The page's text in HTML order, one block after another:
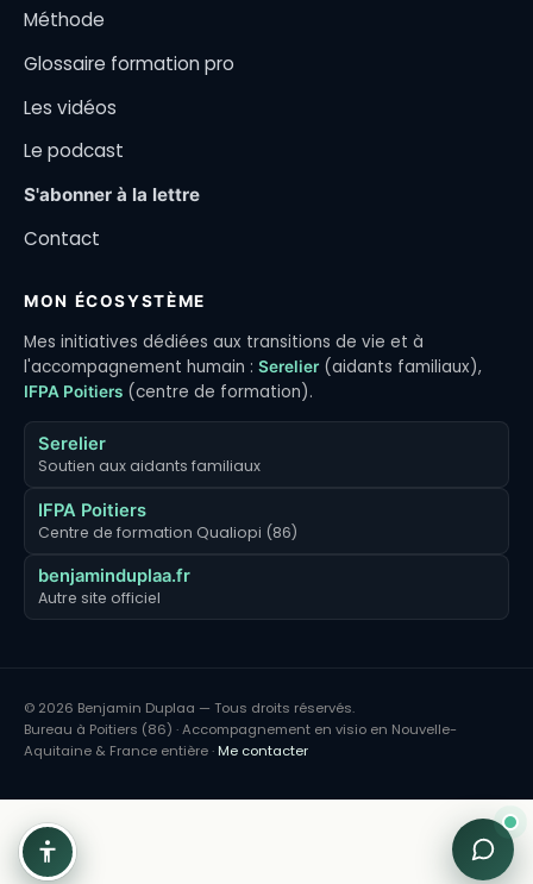
Méthode
Glossaire formation pro
Les vidéos
Le podcast
S'abonner à la lettre
Contact
MON ÉCOSYSTÈME
Mes initiatives dédiées aux transitions de vie et à
l'accompagnement humain : Serelier (aidants familiaux),
IFPA Poitiers (centre de formation).
Serelier
Soutien aux aidants familiaux
IFPA Poitiers
Centre de formation Qualiopi (86)
benjaminduplaa.fr
Autre site officiel
© 2026 Benjamin Duplaa — Tous droits réservés.
Bureau à Poitiers (86) · Accompagnement en visio en Nouvelle-
Aquitaine & France entière ·Me contacter